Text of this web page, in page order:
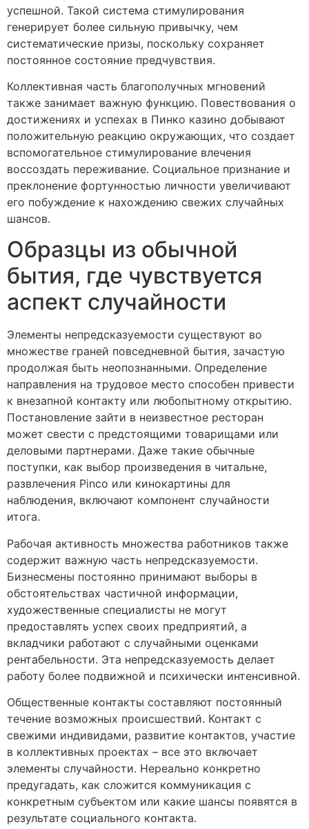
успешной. Такой система стимулирования
генерирует более сильную привычку, чем
систематические призы, поскольку сохраняет
постоянное состояние предчувствия.
Коллективная часть благополучных мгновений
также занимает важную функцию. Повествования о
достижениях и успехах в Пинко казино добывают
положительную реакцию окружающих, что создает
вспомогательное стимулирование влечения
воссоздать переживание. Социальное признание и
преклонение фортунностью личности увеличивают
его побуждение к нахождению свежих случайных
шансов.
Образцы из обычной
бытия, где чувствуется
аспект случайности
Элементы непредсказуемости существуют во
множестве граней повседневной бытия, зачастую
продолжая быть неопознанными. Определение
направления на трудовое место способен привести
к внезапной контакту или любопытному открытию.
Постановление зайти в неизвестное ресторан
может свести с предстоящими товарищами или
деловыми партнерами. Даже такие обычные
поступки, как выбор произведения в читальне,
развлечения Pinco или кинокартины для
наблюдения, включают компонент случайности
итога.
Рабочая активность множества работников также
содержит важную часть непредсказуемости.
Бизнесмены постоянно принимают выборы в
обстоятельствах частичной информации,
художественные специалисты не могут
предоставлять успех своих предприятий, а
вкладчики работают с случайными оценками
рентабельности. Эта непредсказуемость делает
работу более подвижной и психически интенсивной.
Общественные контакты составляют постоянный
течение возможных происшествий. Контакт с
свежими индивидами, развитие контактов, участие
в коллективных проектах – все это включает
элементы случайности. Нереально конкретно
предугадать, как сложится коммуникация с
конкретным субъектом или какие шансы появятся в
результате социального контакта.